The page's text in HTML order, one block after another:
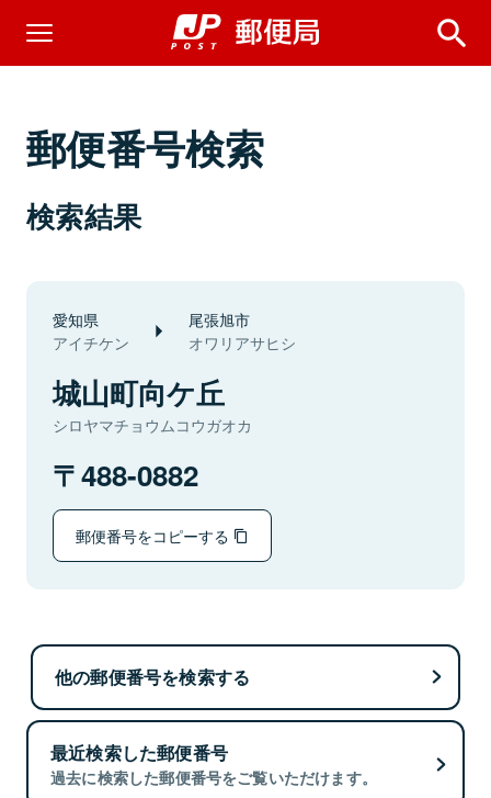
郵便番号検索
検索結果
愛知県
アイチケン
尾張旭市
オワリアサヒシ
城山町向ケ丘
シロヤマチョウムコウガオカ
488-0882
郵便番号をコピーする
他の郵便番号を検索する
最近検索した郵便番号
過去に検索した郵便番号をご覧いただけます。